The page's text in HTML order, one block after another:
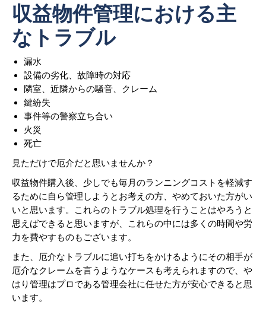
収益物件管理における主
なトラブル
漏水
設備の劣化、故障時の対応
隣室、近隣からの騒音、クレーム
鍵紛失
事件等の警察立ち合い
火災
死亡
見ただけで厄介だと思いませんか？
収益物件購入後、少しでも毎月のランニングコストを軽減す
るために自ら管理しようとお考えの方、やめておいた方がい
いと思います。これらのトラブル処理を行うことはやろうと
思えばできると思いますが、これらの中には多くの時間や労
力を費やすものもございます。
また、厄介なトラブルに追い打ちをかけるようにその相手が
厄介なクレームを言うようなケースも考えられますので、や
はり管理はプロである管理会社に任せた方が安心できると思
います。